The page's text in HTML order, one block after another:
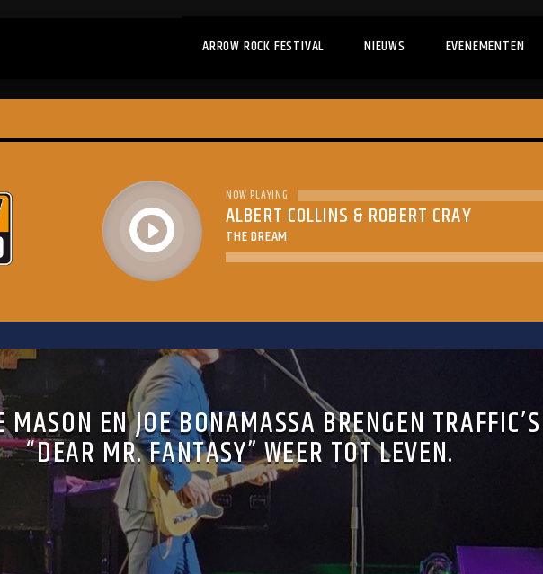
ARROW ROCK FESTIVAL NIEUWS EVENEMENTEN
play
NOW PLAYING
ALBERT COLLINS & ROBERT CRAY
THE DREAM
MASON EN JOE BONAMASSA BRENGEN TRAFFIC’S
“DEAR MR. FANTASY” WEER TOT LEVEN.